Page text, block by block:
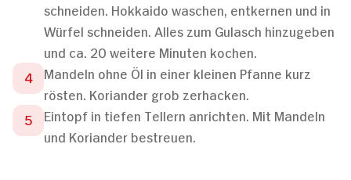
schneiden. Hokkaido waschen, entkernen und in
Würfel schneiden. Alles zum Gulasch hinzugeben
und ca. 20 weitere Minuten kochen.
Mandeln ohne Öl in einer kleinen Pfanne kurz
rösten. Koriander grob zerhacken.
Eintopf in tiefen Tellern anrichten. Mit Mandeln
und Koriander bestreuen.